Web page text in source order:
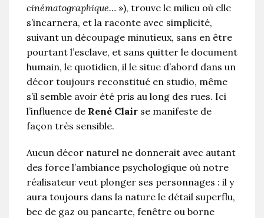
cinématographique… »), trouve le milieu où elle
s’incarnera, et la raconte avec simplicité,
suivant un découpage minutieux, sans en être
pourtant l’esclave, et sans quitter le document
humain, le quotidien, il le situe d’abord dans un
décor toujours reconstitué en studio, même
s’il semble avoir été pris au long des rues. Ici
l’influence de René Clair se manifeste de
façon très sensible.
Aucun décor naturel ne donnerait avec autant
des force l’ambiance psychologique où notre
réalisateur veut plonger ses personnages : il y
aura toujours dans la nature le détail superflu,
bec de gaz ou pancarte, fenêtre ou borne